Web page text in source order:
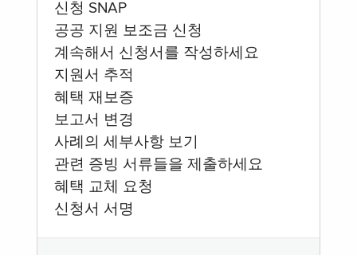
신청 SNAP
공공 지원 보조금 신청
계속해서 신청서를 작성하세요
지원서 추적
혜택 재보증
보고서 변경
사례의 세부사항 보기
관련 증빙 서류들을 제출하세요
혜택 교체 요청
신청서 서명